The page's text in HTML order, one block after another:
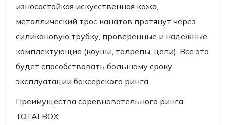
износостойкая искусственная кожа,
металлический трос канатов протянут через
силиконовую трубку, проверенные и надежные
комплектующие (коуши, талрепы, цепи). Все это
будет способствовать большому сроку
эксплуатации боксерского ринга.
Преимущества соревновательного ринга
TOTALBOX: